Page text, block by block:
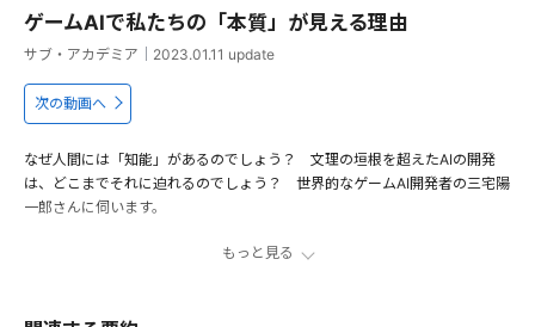
ゲームAIで私たちの「本質」が見える理由
サブ・アカデミア 2023.01.11 update
次の動画へ
なぜ人間には「知能」があるのでしょう？ 文理の垣根を超えたAIの開発
は、どこまでそれに迫れるのでしょう？ 世界的なゲームAI開発者の三宅陽
一郎さんに伺います。
ゲームキャラクターの知能とは？
もっと見る